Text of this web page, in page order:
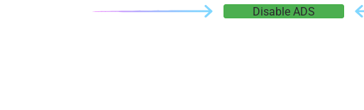
Disable ADS